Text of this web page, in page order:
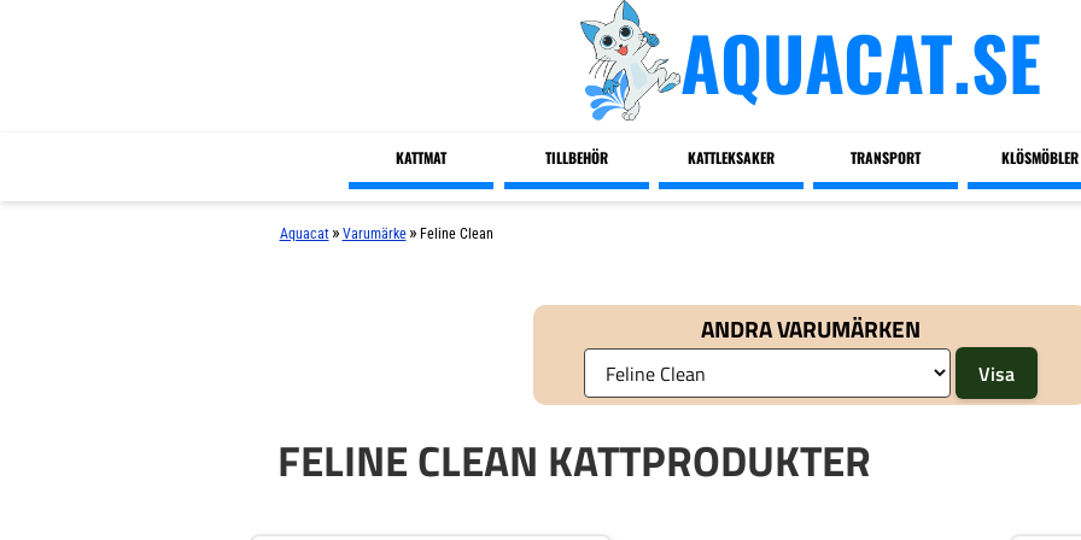
AQUACAT.SE
KATTMAT TILLBEHÖR KATTLEKSAKER TRANSPORT KLÖSMÖBLER
Aquacat » Varumärke » Feline Clean
ANDRA VARUMÄRKEN
FELINE CLEAN KATTPRODUKTER